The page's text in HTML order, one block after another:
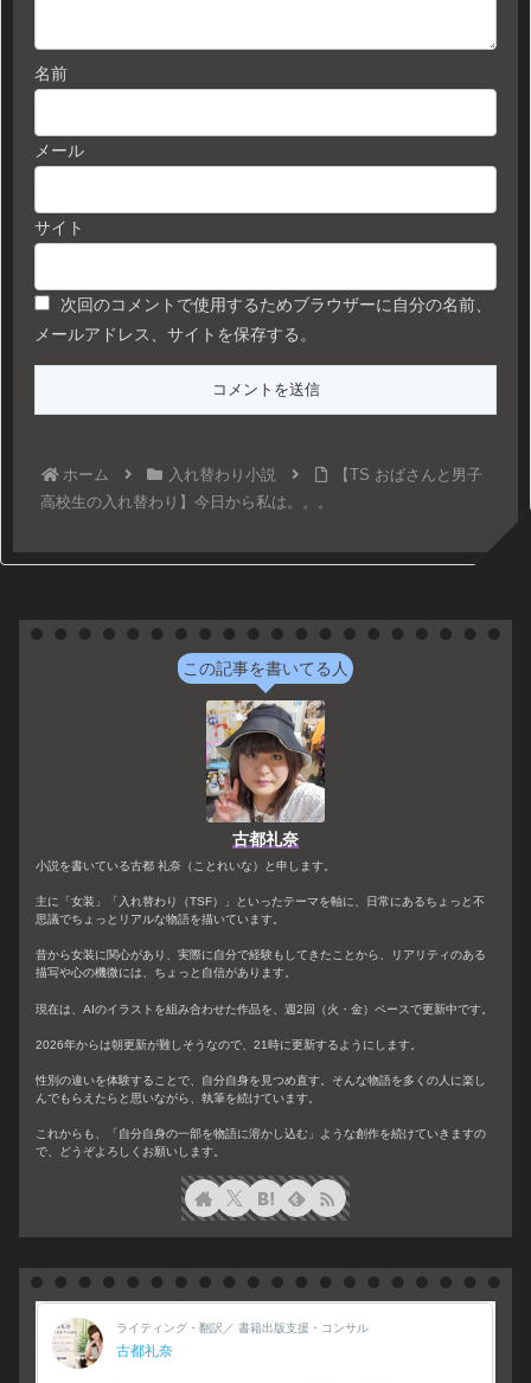
名前
メール
サイト
次回のコメントで使用するためブラウザーに自分の名前、
メールアドレス、サイトを保存する。
ホーム 入れ替わり小説
【TS おばさんと男子
高校生の入れ替わり】今日から私は。。。
この記事を書いてる人
古都礼奈
小説を書いている古都 礼奈（ことれいな）と申します。
主に「女装」「入れ替わり（TSF）」といったテーマを軸に、日常にあるちょっと不
思議でちょっとリアルな物語を描いています。
昔から女装に関心があり、実際に自分で経験もしてきたことから、リアリティのある
描写や心の機微には、ちょっと自信があります。
現在は、AIのイラストを組み合わせた作品を、週2回（火・金）ペースで更新中です。
2026年からは朝更新が難しそうなので、21時に更新するようにします。
性別の違いを体験することで、自分自身を見つめ直す。そんな物語を多くの人に楽し
んでもらえたらと思いながら、執筆を続けています。
これからも、「自分自身の一部を物語に溶かし込む」ような創作を続けていきますの
で、どうぞよろしくお願いします。